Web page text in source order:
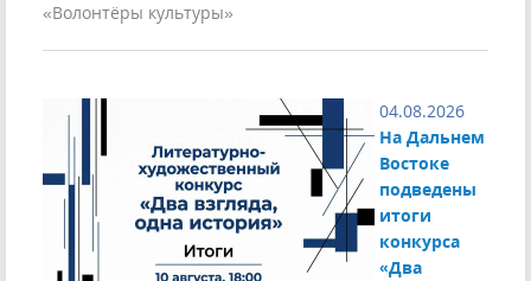
«Волонтёры культуры»
04.08.2026
На Дальнем
Востоке
подведены
итоги
конкурса
«Два